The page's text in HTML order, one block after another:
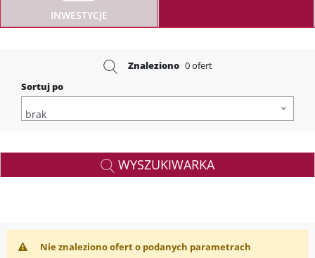
INWESTYCJE
Znaleziono 0 ofert
Sortuj po
brak
WYSZUKIWARKA
Nie znaleziono ofert o podanych parametrach